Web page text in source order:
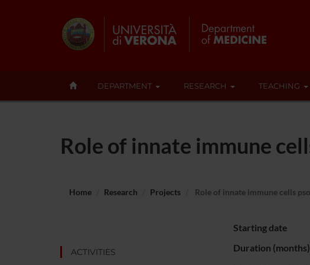
DEPARTMENT RESEARCH TEACHING
Role of innate immune
Home Research Projects Role of innate immune cells
ACTIVITIES
Starting date
Duration (months)